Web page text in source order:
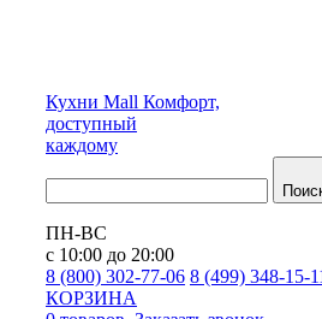
Кухни Mall Комфорт,
доступный
каждому
ПН-ВС
с 10:00 до 20:00
8 (800) 302-77-06 8 (499) 348-15-
КОРЗИНА